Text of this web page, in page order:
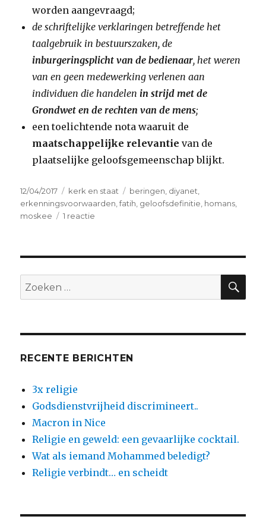
worden aangevraagd;
de schriftelijke verklaringen betreffende het
taalgebruik in bestuurszaken, de
inburgeringsplicht van de bedienaar, het weren
van en geen medewerking verlenen aan
individuen die handelen in strijd met de
Grondwet en de rechten van de mens;
een toelichtende nota waaruit de
maatschappelijke relevantie van de
plaatselijke geloofsgemeenschap blijkt.
Geplaatst
op
12/04/2017 Categorieën
kerk en staat Tags
beringen diyanet
erkenningsvoorwaarden ,fatih geloofsdefinitie homans
moskee
1 reactie
gewone
Zoeken
naar:
RECENTE BERICHTEN
3x religie
Godsdienstvrijheid discrimineert..
Macron in Nice
Religie en geweld: een gevaarlijke cocktail.
Wat als iemand Mohammed beledigt?
Religie verbindt… en scheidt